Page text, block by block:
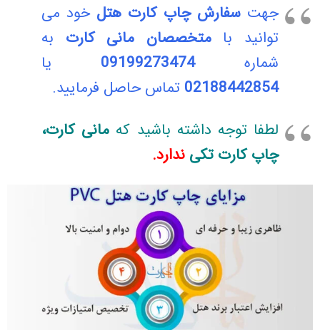
جهت سفارش چاپ کارت هتل خود می
توانید بامتخصصان مانی کارت به
شماره09199273474 یا
02188442854 تماس حاصل فرمایید.
لطفا توجه داشته باشید که مانی کارت،
چاپ کارت تکی ندارد.